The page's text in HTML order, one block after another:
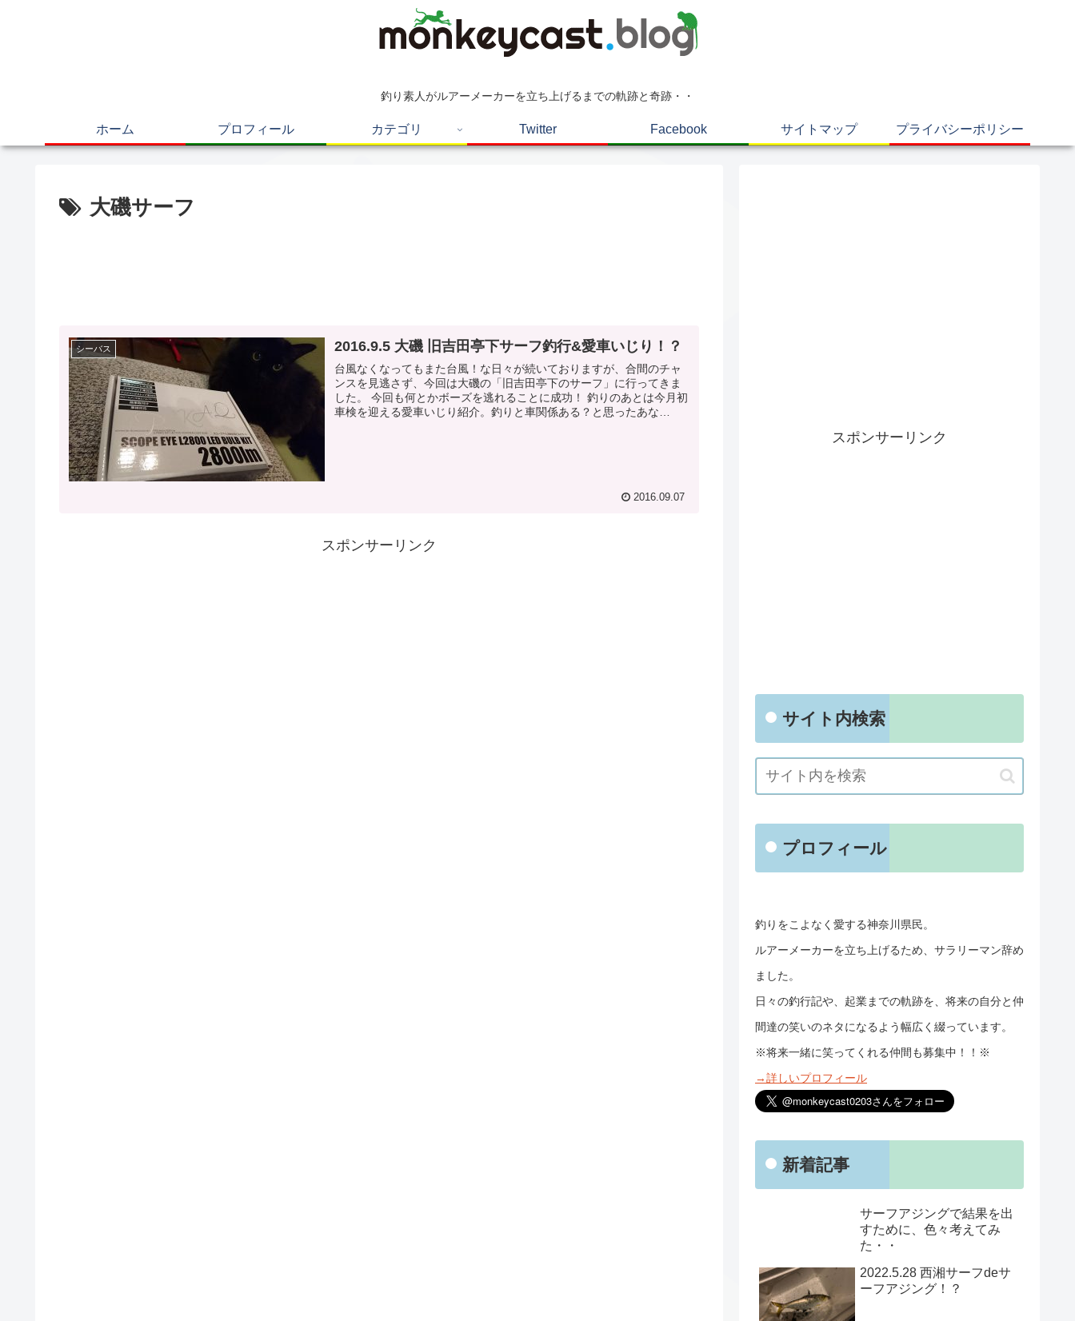
釣り素人がルアーメーカーを立ち上げるまでの軌跡と奇跡・・
ホーム プロフィール カテゴリ Twitter Facebook サイトマップ プライバシーポリシー
大磯サーフ
シーバス 2016.9.5 大磯 旧吉田亭下サーフ釣行&愛車いじり！？
台風なくなってもまた台風！な日々が続いておりますが、合間のチャ
ンスを見逃さず、今回は大磯の「旧吉田亭下のサーフ」に行ってきま
した。 今回も何とかボーズを逃れることに成功！ 釣りのあとは今月初
車検を迎える愛車いじり紹介。釣りと車関係ある？と思ったあな
2016.09.07
スポンサーリンク
スポンサーリンク
サイト内検索
プロフィール
釣りをこよなく愛する神奈川県民。
ルアーメーカーを立ち上げるため、サラリーマン辞め
ました。
日々の釣行記や、起業までの軌跡を、将来の自分と仲
間達の笑いのネタになるよう幅広く綴っています。
※将来一緒に笑ってくれる仲間も募集中！！※
→詳しいプロフィール
新着記事
サーフアジングで結果を出
すために、色々考えてみ
た・・
2022.5.28 西湘サーフdeサ
ーフアジング！？